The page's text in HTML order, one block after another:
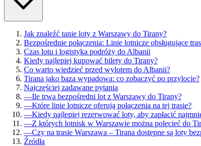
Jak znaleźć tanie loty z Warszawy do Tirany?
Bezpośrednie połączenia: Linie lotnicze obsługujące
Czas lotu i logistyka podróży do Albanii
Kiedy najlepiej kupować bilety do Tirany?
Co warto wiedzieć przed wylotem do Albanii?
Tirana jako baza wypadowa: co zobaczyć po przylocie?
Najczęściej zadawane pytania
—Ile trwa bezpośredni lot z Warszawy do Tirany?
—Które linie lotnicze oferują połączenia na tej trasie?
—Kiedy najlepiej rezerwować loty, aby zapłacić
—Z których lotnisk w Warszawie można polecieć do
—Czy na trasie Warszawa – Tirana dostępne są loty
Źródła